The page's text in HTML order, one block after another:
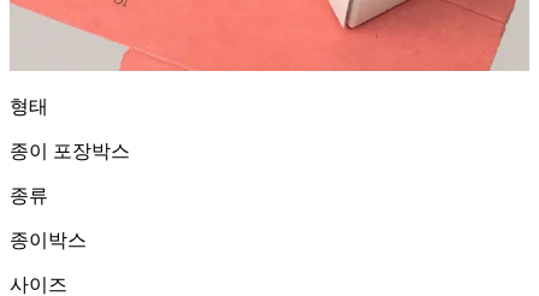
형태
종이 포장박스
종류
종이박스
사이즈